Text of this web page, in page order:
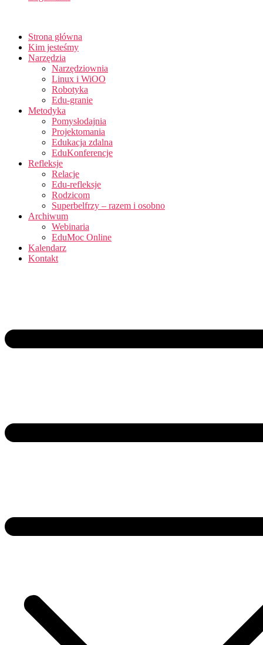
Strona główna
Kim jesteśmy
Narzędzia
Narzędziownia
Linux i WiOO
Robotyka
Edu-granie
Metodyka
Pomysłodajnia
Projektomania
Edukacja zdalna
EduKonferencje
Refleksje
Relacje
Edu-refleksje
Rodzicom
Superbelfrzy – razem i osobno
Archiwum
Webinaria
EduMoc Online
Kalendarz
Kontakt